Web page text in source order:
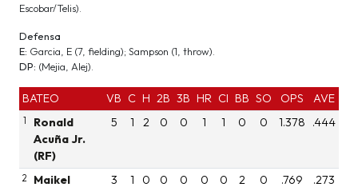
Escobar/Telis).
Defensa
E: Garcia, E (7, fielding); Sampson (1, throw).
DP: (Mejia, Alej).
BATEO VB C H 2B 3B HR CI BB SO OPS AVE
1
Ronald
Acuña Jr.
(RF)
5 1 2 0 0 1 1 0 0 1.378 .444
2
Maikel
3 1 0 0 0 0 0 2 0 .769 .273